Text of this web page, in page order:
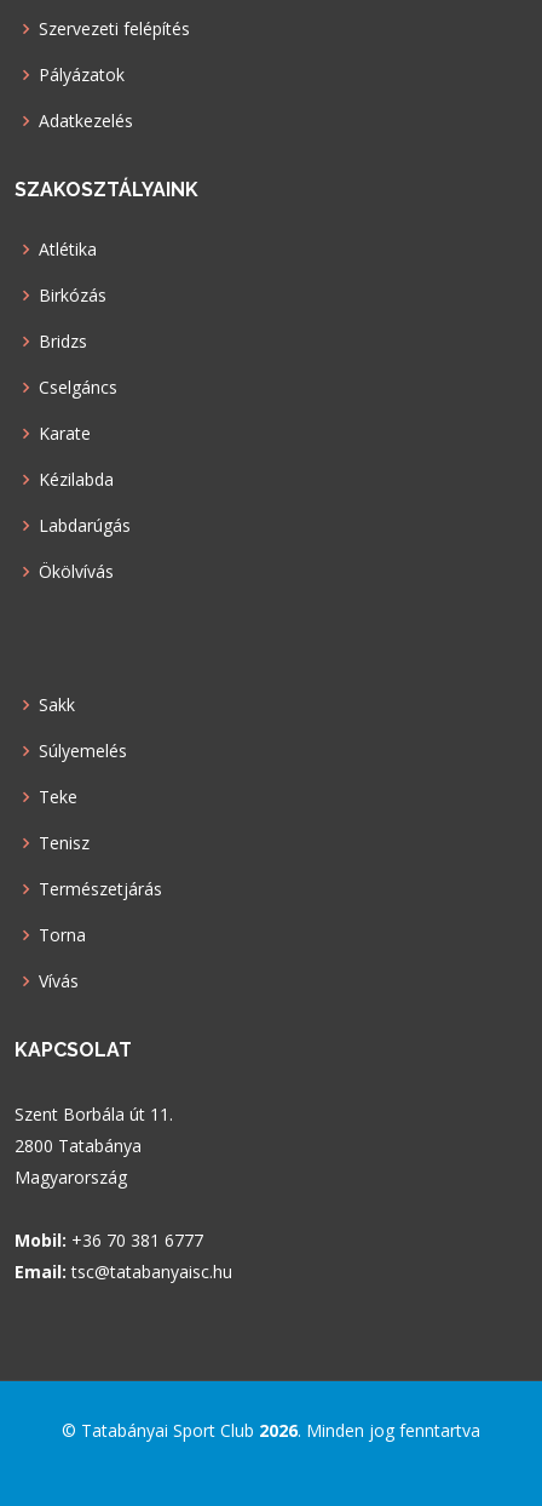
Szervezeti felépítés
Pályázatok
Adatkezelés
SZAKOSZTÁLYAINK
Atlétika
Birkózás
Bridzs
Cselgáncs
Karate
Kézilabda
Labdarúgás
Ökölvívás
Sakk
Súlyemelés
Teke
Tenisz
Természetjárás
Torna
Vívás
KAPCSOLAT
Szent Borbála út 11.
2800 Tatabánya
Magyarország
Mobil: +36 70 381 6777
Email: tsc@tatabanyaisc.hu
© Tatabányai Sport Club 2026. Minden jog fenntartva